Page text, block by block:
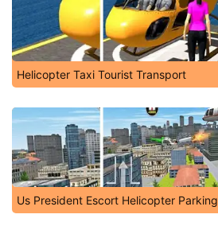
Helicopter Taxi Tourist Transport
Us President Escort Helicopter Parking